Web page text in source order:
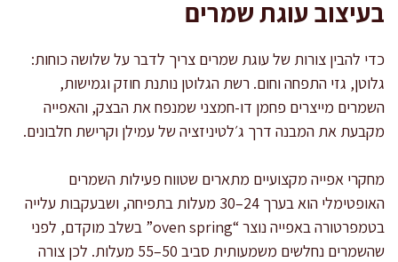
בעיצוב עוגת שמרים
כדי להבין צורות של עוגת שמרים צריך לדבר על שלושה כוחות:
גלוטן, גזי התפחה וחום. רשת הגלוטן נותנת חוזק וגמישות,
השמרים מייצרים פחמן דו-חמצני שמנפח את הבצק, והאפייה
מקבעת את המבנה דרך ג׳לטיניזציה של עמילן וקרישת חלבונים.
מחקרי אפייה מקצועיים מתארים שטווח פעילות השמרים
האופטימלי הוא בערך 24–30 מעלות בתפיחה, ושבעקבות עלייה
בטמפרטורה באפייה נוצר “oven spring” בשלב מוקדם, לפני
שהשמרים נחלשים משמעותית סביב 50–55 מעלות. לכן צורה